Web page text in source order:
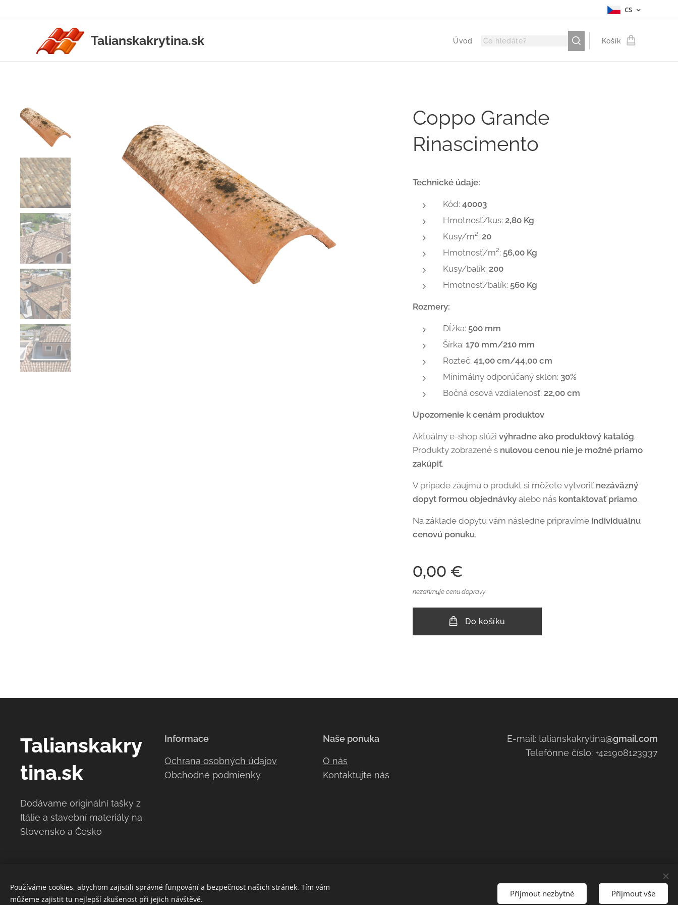
CS
Talianskakrytina.sk Úvod Košík
Coppo Grande
Rinascimento
Technické údaje:
Kód:40003
Hmotnosť/kus:2,80 Kg
Kusy/m²:20
Hmotnosť/m²: 56,00 Kg
Kusy/balík:200
Hmotnosť/balík: 560 Kg
Rozmery:
Dĺžka: 500 mm
Šírka:170 mm/210 mm
Rozteč:41,00 cm/44,00 cm
Minimálny odporúčaný sklon: 30%
Bočná osová vzdialenosť:22,00 cm
Upozornenie k cenám produktov
Aktuálny e-shop slúživýhradne ako produktový katalóg.
Produkty zobrazené s nulovou cenou nie je možné priamo
zakúpiť.
V prípade záujmu o produkt si môžete vytvoriť nezáväzný
dopyt formou objednávky alebo nás kontaktovať priamo.
Na základe dopytu vám následne pripravíme individuálnu
cenovú ponuku.
0,00 €
nezahrnuje cenu dopravy
Do košíku
Talianskakry
tina.sk
Dodávame originální tašky z
Itálie a stavební materiály na
Slovensko a Česko
Informace
Ochrana osobných údajov
Obchodné podmienky
Naše ponuka
O nás
Kontaktujte nás
E-mail: talianskakrytina@gmail.com
Telefónne číslo: +421908123937
Používáme cookies, abychom zajistili správné fungování a bezpečnost našich stránek. Tím vám
můžeme zajistit tu nejlepší zkušenost při jejich návštěvě.
Přijmout nezbytné Přijmout vše